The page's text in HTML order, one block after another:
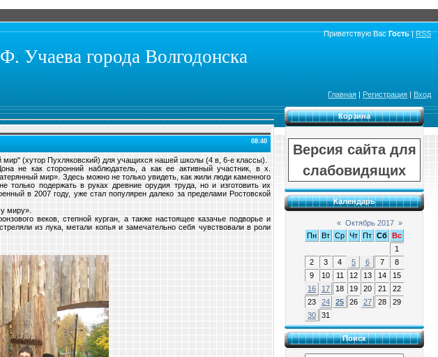
Приветствую Вас Гость|RSS
города Волгодонска
Главная | Регистрация | Вход
08:40
мир" (хутор Пухляковский) для учащихся нашей школы (4 в, 6-е классы).
не как сторонний наблюдатель, а как ее активный участник, в х.
мир». Здесь можно не только увидеть, как жили люди каменного
только подержать в руках древние орудия труда, но и изготовить их
в 2007 году, уже стал популярен далеко за пределами Ростовской
миру».
веков, степной курган, а также настоящее казачье подворье и
из лука, метали копья и замечательно себя чувствовали в роли
Корзина
Версия сайта для
слабовидящих
Календарь
« Октябрь 2017 »
Пн Вт Ср Чт Пт Сб Вс
1
2
3 4 5 6 7
8
9
10 11 12 13 14
15
16
17 18 19 20 21
22
23
24 25 26 27 28
29
30
31
Поиск